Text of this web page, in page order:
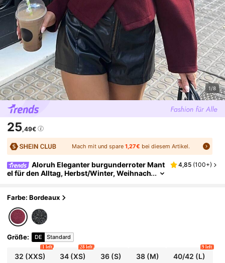
1/8
25,49€
Mach mit und spare1,27€ bei diesem Artikel.
Aloruh Eleganter burgunderroter Mant
el für den Alltag, Herbst/Winter, Weihnach
und Business Pendeln, einfarbiger Mantel mit
4,85 (100+)
Farbe: Bordeaux
Größe: DE Standard
32 (XXS)
1 left
34 (XS)
28 left
36(S) 38(M) 40/42 (L)
9 left